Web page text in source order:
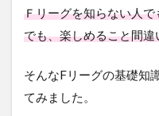
Ｆリーグを知らない人
でも、楽しめること間違
そんなFリーグの基礎知
てみました。